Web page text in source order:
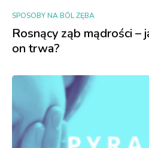
SPOSOBY NA BÓL ZĘBA
Rosnący ząb mądrości –
on trwa?